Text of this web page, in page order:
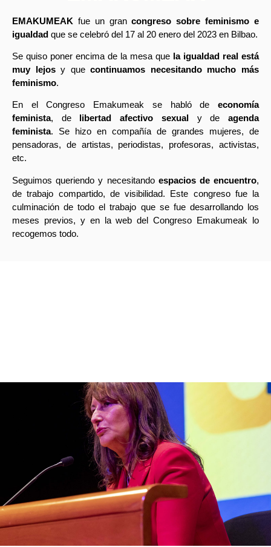
EMAKUMEAK fue un grancongreso sobre feminismo e
igualdad que se celebró del 17 al 20 enero del 2023 en Bilbao.
Se quiso poner encima de la mesa que la igualdad real está
muy lejosy quecontinuamos necesitando mucho más
feminismo.
En el Congreso Emakumeak se habló de economía
feminista, de libertad afectivo sexualy deagenda
feminista. Se hizo en compañía de grandes mujeres, de
pensadoras, de artistas, periodistas, profesoras, activistas,
etc.
Seguimos queriendo y necesitando espacios de encuentro,
de trabajo compartido, de visibilidad. Este congreso fue la
culminación de todo el trabajo que se fue desarrollando los
meses previos, y en la web del Congreso Emakumeak lo
recogemos todo.